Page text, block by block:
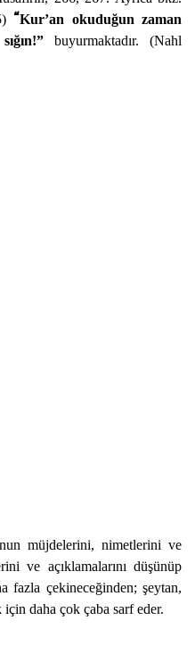
“Kur’an okuduğun zaman
buyurmaktadır. (Nahl
müjdelerini, nimetlerini ve
ve açıklamalarını düşünüp
fazla çekineceğinden; şeytan,
için daha çok çaba sarf eder.